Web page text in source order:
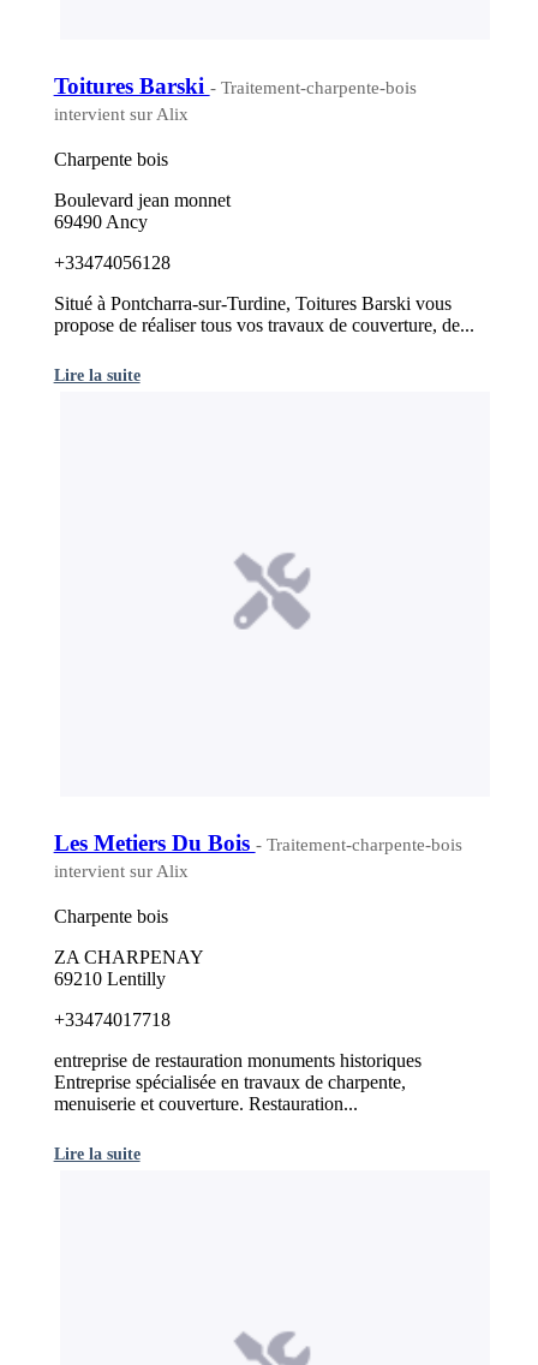
Toitures Barski - Traitement-charpente-bois
intervient sur Alix
Charpente bois
Boulevard jean monnet
69490 Ancy
+33474056128
Situé à Pontcharra-sur-Turdine, Toitures Barski vous
propose de réaliser tous vos travaux de couverture, de...
Lire la suite
Les Metiers Du Bois - Traitement-charpente-bois
intervient sur Alix
Charpente bois
ZA CHARPENAY
69210 Lentilly
+33474017718
entreprise de restauration monuments historiques
Entreprise spécialisée en travaux de charpente,
menuiserie et couverture. Restauration...
Lire la suite